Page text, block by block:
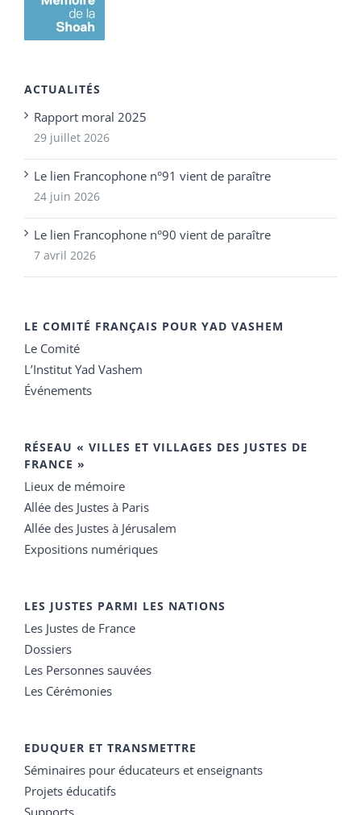
ACTUALITÉS
Rapport moral 2025
29 juillet 2026
Le lien Francophone n°91 vient de paraître
24 juin 2026
Le lien Francophone n°90 vient de paraître
7 avril 2026
LE COMITÉ FRANÇAIS POUR YAD VASHEM
Le Comité
L’Institut Yad Vashem
Événements
RÉSEAU « VILLES ET VILLAGES DES JUSTES DE
FRANCE »
Lieux de mémoire
Allée des Justes à Paris
Allée des Justes à Jérusalem
Expositions numériques
LES JUSTES PARMI LES NATIONS
Les Justes de France
Dossiers
Les Personnes sauvées
Les Cérémonies
EDUQUER ET TRANSMETTRE
Séminaires pour éducateurs et enseignants
Projets éducatifs
Supports